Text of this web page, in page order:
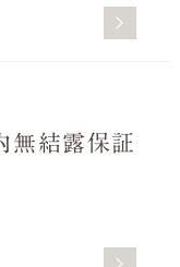
無結露保証